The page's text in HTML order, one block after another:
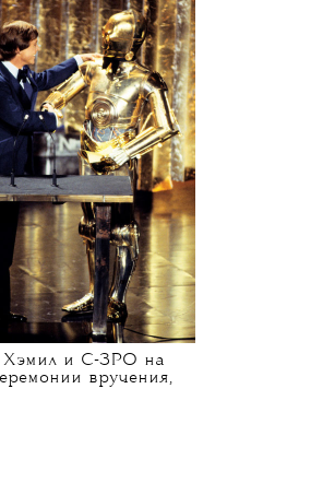
и C-3PO на
вручения,